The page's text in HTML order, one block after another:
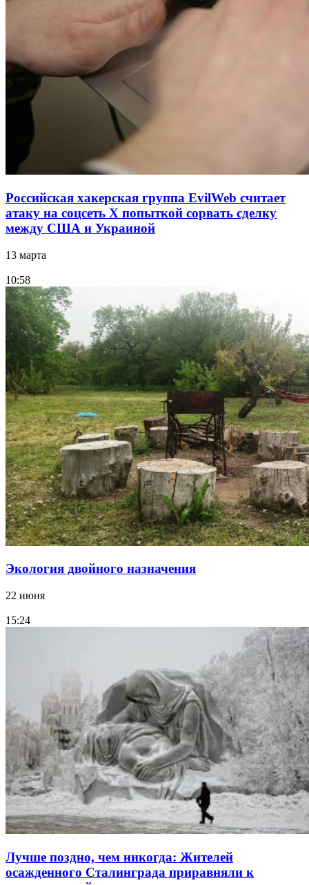
Российская хакерская группа EvilWeb считает
атаку на соцсеть Х попыткой сорвать сделку
между США и Украиной
13 марта
10:58
Экология двойного назначения
22 июня
15:24
Лучше поздно, чем никогда: Жителей
осажденного Сталинграда приравняли к